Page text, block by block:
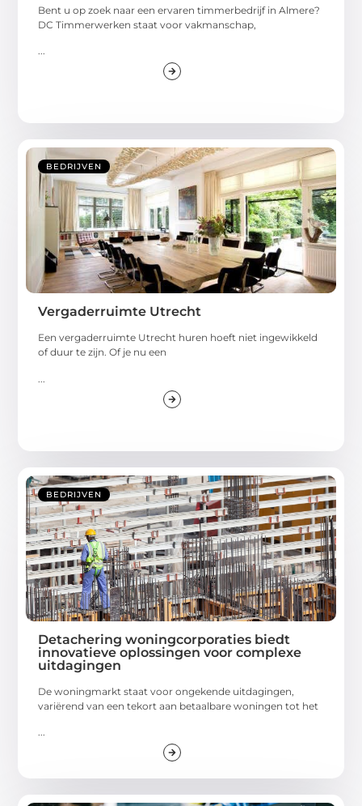
Bent u op zoek naar een ervaren timmerbedrijf in Almere?
DC Timmerwerken staat voor vakmanschap,
...
BEDRIJVEN
Vergaderruimte Utrecht
Een vergaderruimte Utrecht huren hoeft niet ingewikkeld
of duur te zijn. Of je nu een
BEDRIJVEN
Detachering woningcorporaties biedt
innovatieve oplossingen voor complexe
uitdagingen
De woningmarkt staat voor ongekende uitdagingen,
variërend van een tekort aan betaalbare woningen tot het
...